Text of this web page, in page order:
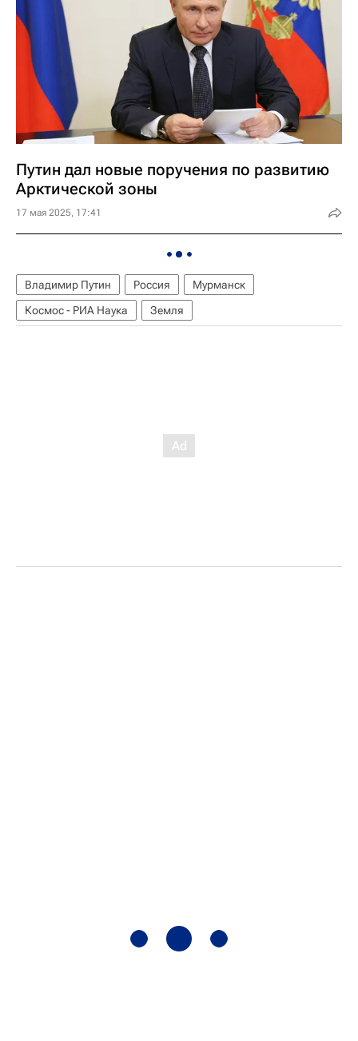
Путин дал новые поручения по развитию
Арктической зоны
17 мая 2025, 17:41
Владимир Путин Россия
Мурманск
Космос - РИА Наука
Земля